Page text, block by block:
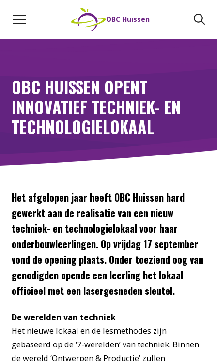
OBC Huissen
OBC HUISSEN OPENT
INNOVATIEF TECHNIEK- EN
TECHNOLOGIELOKAAL
Het afgelopen jaar heeft OBC Huissen hard
gewerkt aan de realisatie van een nieuw
techniek- en technologielokaal voor haar
onderbouwleerlingen. Op vrijdag 17 september
vond de opening plaats. Onder toeziend oog van
genodigden opende een leerling het lokaal
officieel met een lasergesneden sleutel.
De werelden van techniek
Het nieuwe lokaal en de lesmethodes zijn
gebaseerd op de ‘7-werelden’ van techniek. Binnen
de wereld ‘Ontwerpen & Productie’ zullen